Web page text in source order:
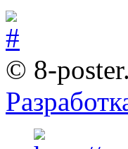
© 8-